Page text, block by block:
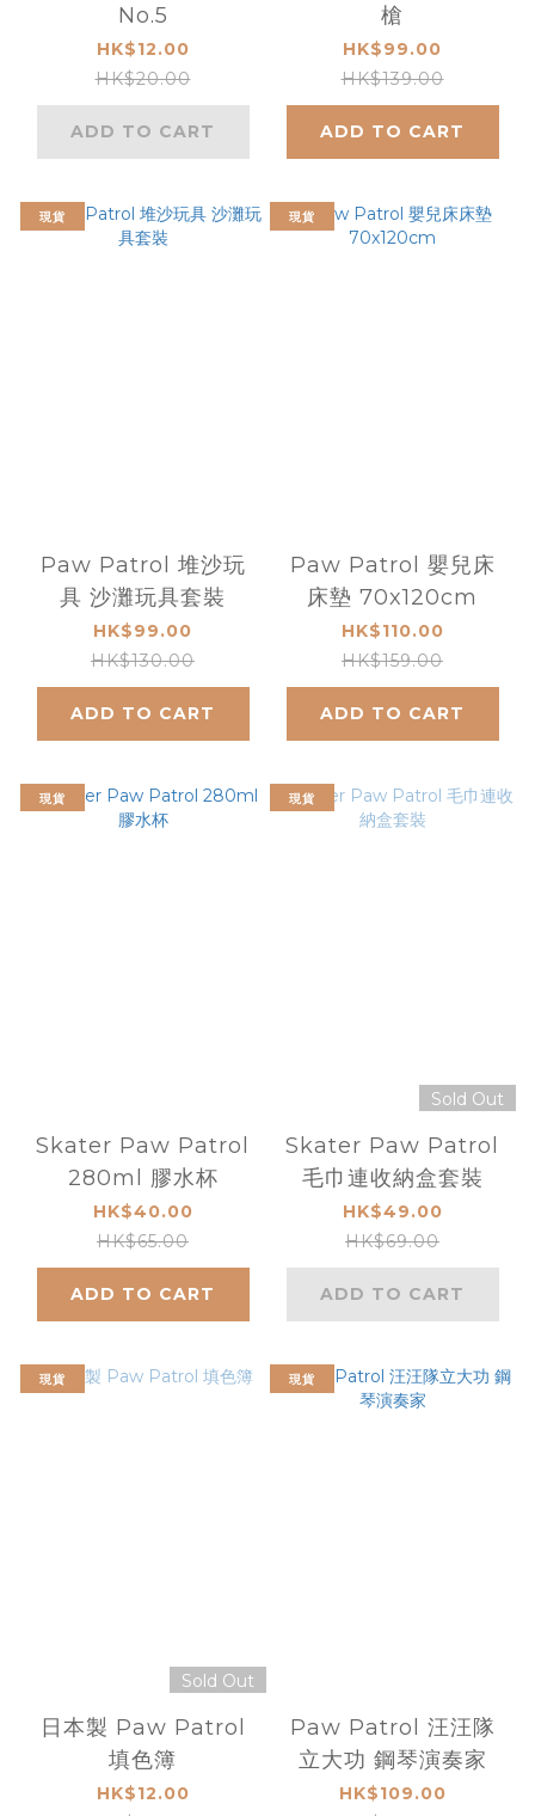
No.5
HK$12.00
HK$20.00
ADD TO CART
槍
HK$99.00
HK$139.00
ADD TO CART
現貨
Paw Patrol 堆沙玩
具 沙灘玩具套裝
HK$99.00
HK$130.00
ADD TO CART
現貨
Paw Patrol 嬰兒床
床墊 70x120cm
HK$110.00
HK$159.00
ADD TO CART
現貨
Skater Paw Patrol
280ml 膠水杯
HK$40.00
HK$65.00
ADD TO CART
現貨
Sold Out
Skater Paw Patrol
毛巾連收納盒套裝
HK$49.00
HK$69.00
ADD TO CART
現貨
Sold Out
日本製 Paw Patrol
填色簿
HK$12.00
現貨
Paw Patrol 汪汪隊
立大功 鋼琴演奏家
HK$109.00